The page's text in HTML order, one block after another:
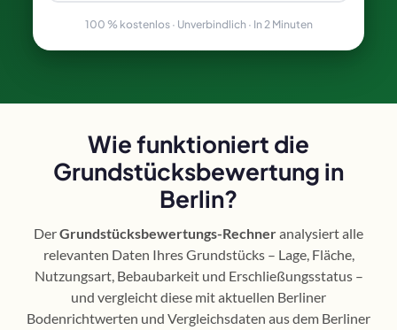
100 % kostenlos · Unverbindlich · In 2 Minuten
Wie funktioniert die
Grundstücksbewertung in
Berlin?
DerGrundstücksbewertungs-Rechneranalysiert alle
relevanten Daten Ihres Grundstücks – Lage, Fläche,
Nutzungsart, Bebaubarkeit und Erschließungsstatus –
und vergleicht diese mit aktuellen Berliner
Bodenrichtwerten und Vergleichsdaten aus dem Berliner